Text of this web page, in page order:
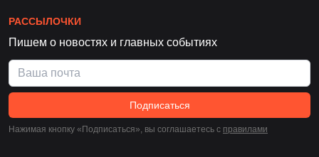
РАССЫЛОЧКИ
Пишем о новостях и главных событиях
Подписаться
Нажимая кнопку «Подписаться», вы соглашаетесь c правилами